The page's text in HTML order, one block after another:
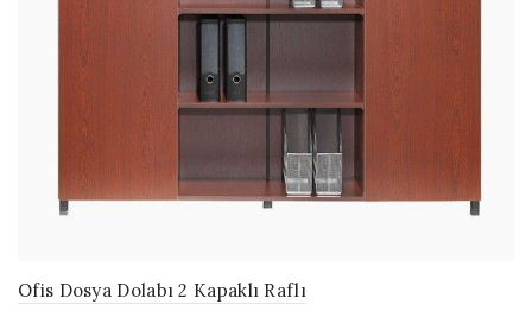
Ofis Dosya Dolabı 2 Kapaklı Raflı